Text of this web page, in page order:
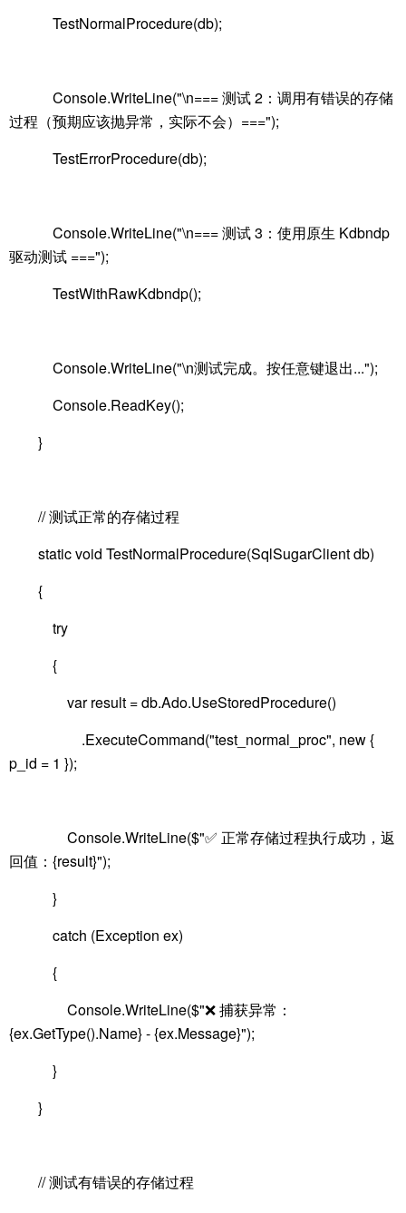
TestNormalProcedure(db);
Console.WriteLine("\n=== 测试 2：调用有错误的存储
过程（预期应该抛异常，实际不会）===");
TestErrorProcedure(db);
Console.WriteLine("\n=== 测试 3：使用原生 Kdbndp
驱动测试 ===");
TestWithRawKdbndp();
Console.WriteLine("\n测试完成。按任意键退出...");
Console.ReadKey();
}
// 测试正常的存储过程
static void TestNormalProcedure(SqlSugarClient db)
{
try
{
var result = db.Ado.UseStoredProcedure()
.ExecuteCommand("test_normal_proc", new {
p_id = 1 });
Console.WriteLine($"✅ 正常存储过程执行成功，返
回值：{result}");
}
catch (Exception ex)
{
Console.WriteLine($"❌ 捕获异常：
{ex.GetType().Name} - {ex.Message}");
}
}
// 测试有错误的存储过程